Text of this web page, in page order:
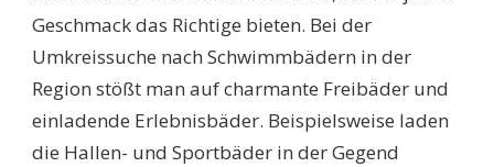
Geschmack das Richtige bieten. Bei der
Umkreissuche nach Schwimmbädern in der
Region stößt man auf charmante Freibäder und
einladende Erlebnisbäder. Beispielsweise laden
die Hallen- und Sportbäder in der Gegend